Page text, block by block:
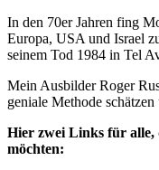
In den 70er Jahren fing
Europa, USA und Israel
seinem Tod 1984 in Tel
Mein Ausbilder Roger
geniale Methode
Hier zwei Links für alle,
möchten: